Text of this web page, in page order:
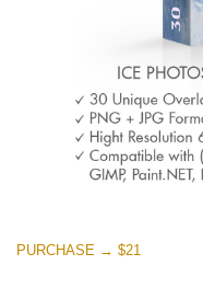
PURCHASE → $21